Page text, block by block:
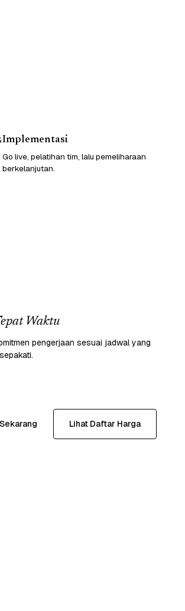
Implementasi
Go live, pelatihan tim, lalu pemeliharaan
berkelanjutan.
Waktu
pengerjaan sesuai jadwal yang
Lihat Daftar Harga